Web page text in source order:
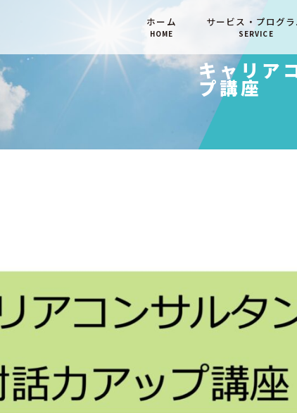
ホーム
HOME
サービス・プログ
SERVICE
キャリア
プ講座